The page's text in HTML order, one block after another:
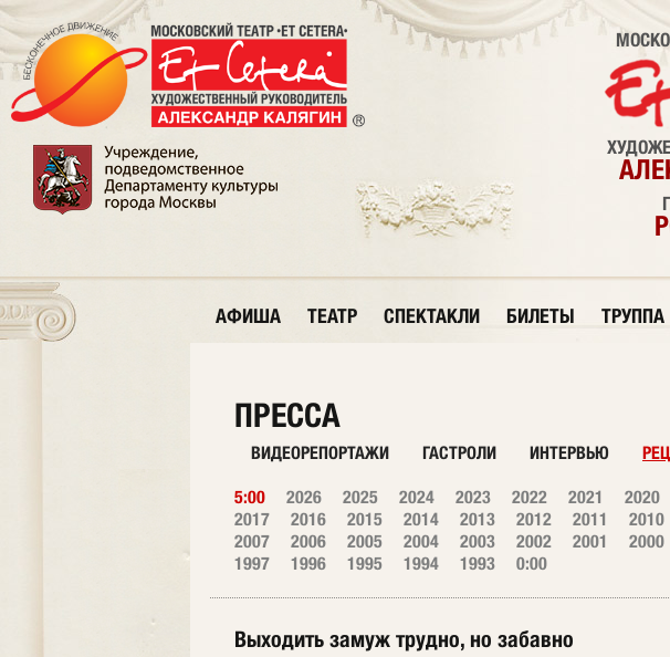
АФИША ТЕАТР СПЕКТАКЛИ БИЛЕТЫ ТРУППА
ПРЕССА
ВИДЕОРЕПОРТАЖИ ГАСТРОЛИ ИНТЕРВЬЮ
5:00 2026 2025 2024 2023 2022 2021 2020
2017
2016 2015 2014 2013 2012 2011 2010
2007
2006 2005 2004 2003 2002 2001 2000
1997
1996 1995 1994 1993 0:00
Выходить замуж трудно, но забавно